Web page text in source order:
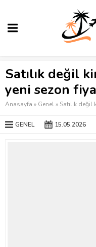
Satılık değil
yeni sezon
Anasayfa » Genel» Satılık
GENEL 15.05.2026